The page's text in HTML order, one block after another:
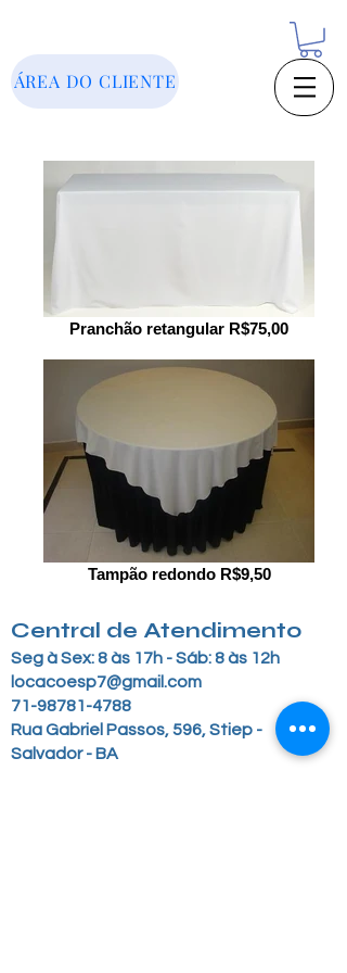
ÁREA DO CLIENTE
Pranchão retangular R$75,00
Tampão redondo R$9,50
Central de Atendimento
Seg à Sex: 8 às 17h - Sáb: 8 às 12h
locacoesp7@gmail.com
71-98781-4788
Rua Gabriel Passos, 596, Stiep -
Salvador - BA